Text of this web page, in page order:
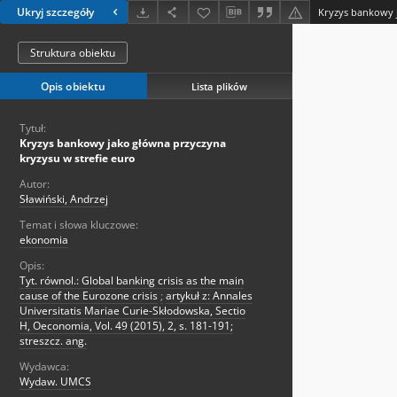
Ukryj szczegóły
Struktura obiektu
Opis obiektu Lista plików
Tytuł:
Kryzys bankowy jako główna przyczyna
kryzysu w strefie euro
Autor:
Sławiński, Andrzej
Temat i słowa kluczowe:
ekonomia
Opis:
Tyt. równol.: Global banking crisis as the main
cause of the Eurozone crisis ; artykuł z: Annales
Universitatis Mariae Curie-Skłodowska, Sectio
H, Oeconomia, Vol. 49 (2015), 2, s. 181-191;
streszcz. ang.
Wydawca:
Wydaw. UMCS